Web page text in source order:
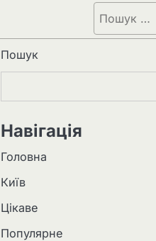
Пошук:
Пошук
Навігація
Головна
Київ
Цікаве
Популярне